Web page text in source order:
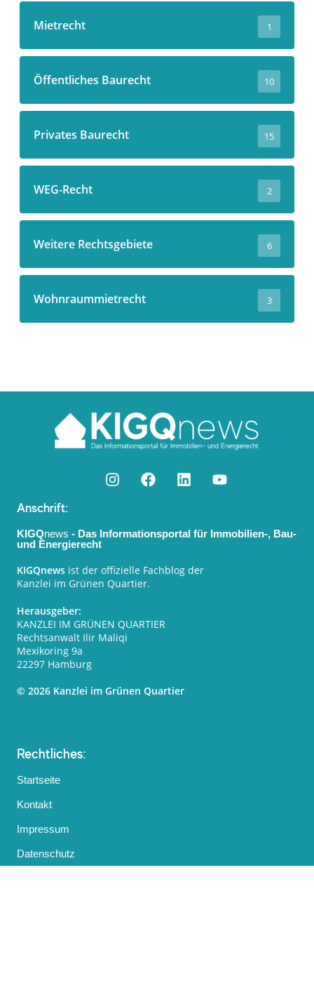
Mietrecht 1
Öffentliches Baurecht 10
Privates Baurecht 15
WEG-Recht 2
Weitere Rechtsgebiete 6
Wohnraummietrecht 3
Anschrift:
KIGQnews - Das Informationsportal für Immobilien-, Bau-
und Energierecht
KIGQnews ist der offizielle Fachblog der
Kanzlei im Grünen Quartier.
Herausgeber:
KANZLEI IM GRÜNEN QUARTIER
Rechtsanwalt Ilir Maliqi
Mexikoring 9a
22297 Hamburg
© 2026 Kanzlei im Grünen Quartier
Rechtliches:
Startseite
Kontakt
Impressum
Datenschutz